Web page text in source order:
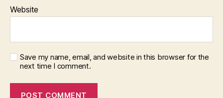
Website
Save my name, email, and website in this browser for the
next time I comment.